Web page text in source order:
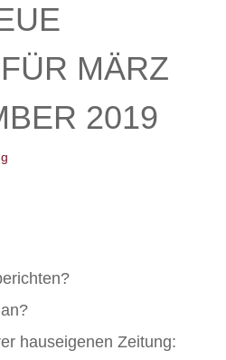
MÄRZ
2019
hauseigenen Zeitung: